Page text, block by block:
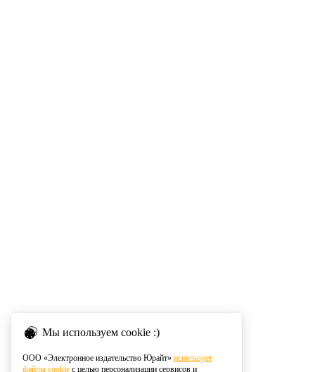
Мы используем cookie :)
ООО «Электронное издательство Юрайт» использует
файлы cookie с целью персонализации сервисов и